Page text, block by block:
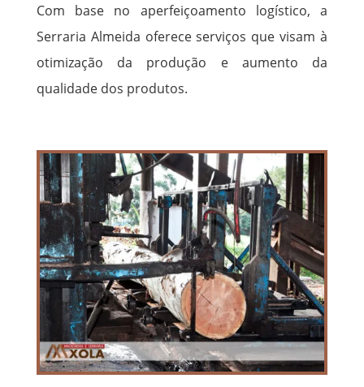
Com base no aperfeiçoamento logístico, a
Serraria Almeida oferece serviços que visam à
otimização da produção e aumento da
qualidade dos produtos.